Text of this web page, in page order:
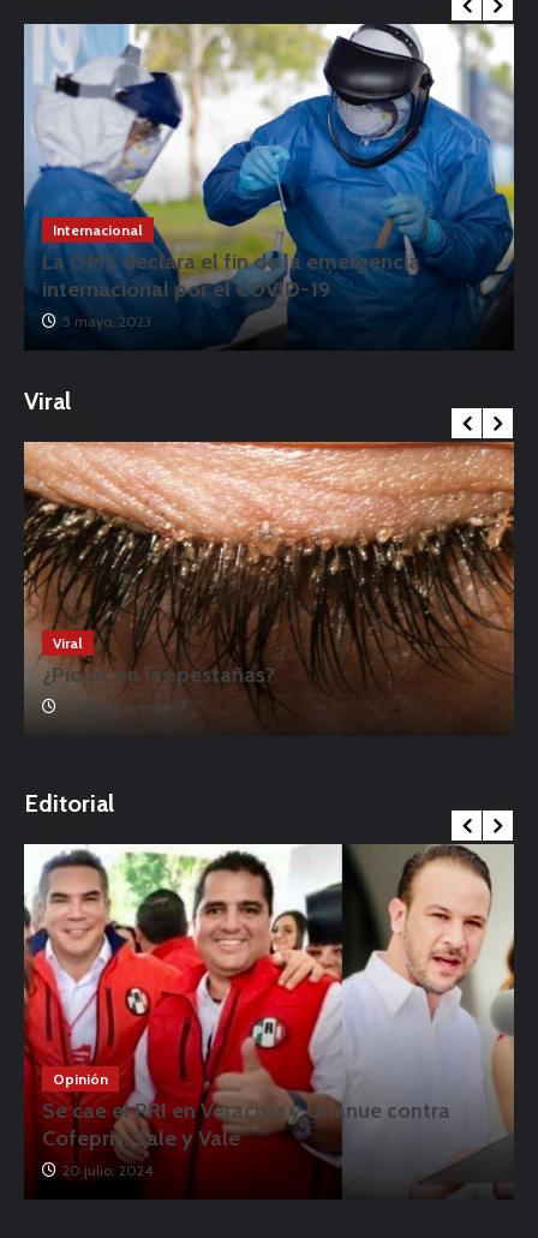
Internacional
La OMS declara el fin de la emergencia
internacional por el COVID-19
5 mayo, 2023
Viral
Viral
¿Piojos en las pestañas?
17 noviembre, 2019
Editorial
Opinión
Se cae el PRI en Veracruz y Unánue contra
Cofepris: Sale y Vale
20 julio, 2024